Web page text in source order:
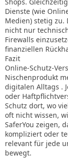
Dienste (wie
Medien) stetig zu.
nicht nur
Firewalls
finanziellen
Fazit
Online-Schutz-
Nischenprodukt
digitalen Alltags .
oder
Schutz dort, wo
oft nicht wissen,
SaferYou zeigen,
kompliziert oder
relevant für jede
bewegt.